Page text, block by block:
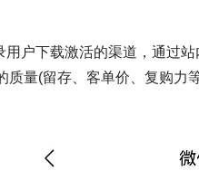
户下载激活的渠道，通过
质量(留存、客单价、复购